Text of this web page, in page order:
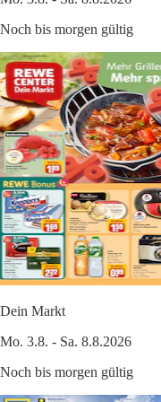
Noch bis morgen gültig
Dein Markt
Mo. 3.8. - Sa. 8.8.2026
Noch bis morgen gültig